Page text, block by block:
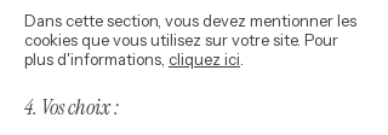
Dans cette section, vous devez mentionner les
cookies que vous utilisez sur votre site. Pour
plus d'informations, cliquez ici
4. Vos choix :